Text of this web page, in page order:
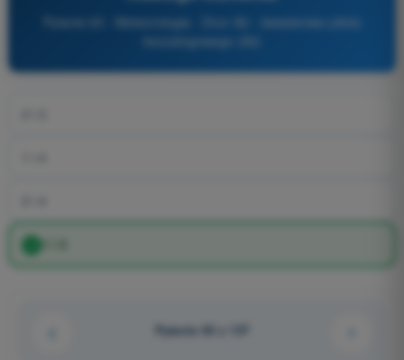
1 i 3
Pytanie 63 z 137